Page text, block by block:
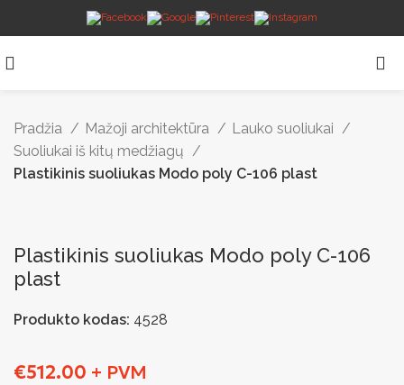
Pradžia Mažoji architektūra
Lauko suoliukai
Suoliukai iš kitų medžiagų
Plastikinis suoliukas Modo poly C-106 plast
Plastikinis suoliukas Modo poly C-106
plast
Produkto kodas: 4528
€512.00 + PVM